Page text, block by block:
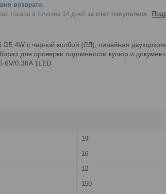
товара в течение 14 дней за счет покупателя
4W с черной колбой (ЛЛ), линейная
для проверки подлинности купюр и
6V/0.38A 1LED
19
16
12
150